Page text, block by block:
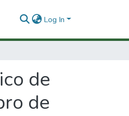
Log In
de
de